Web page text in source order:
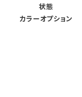
状態
カラーオプション